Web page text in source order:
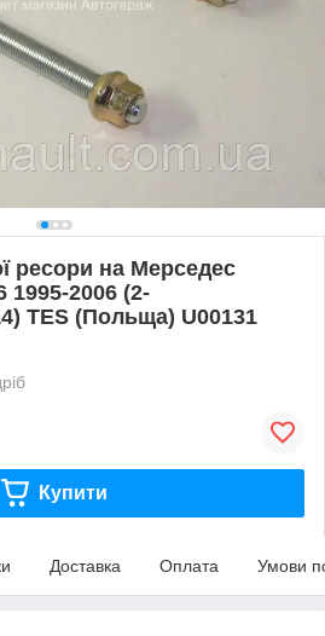
ресори на Мерседес
1995-2006 (2-
TES (Польща) U00131
Купити
Доставка Оплата Умови